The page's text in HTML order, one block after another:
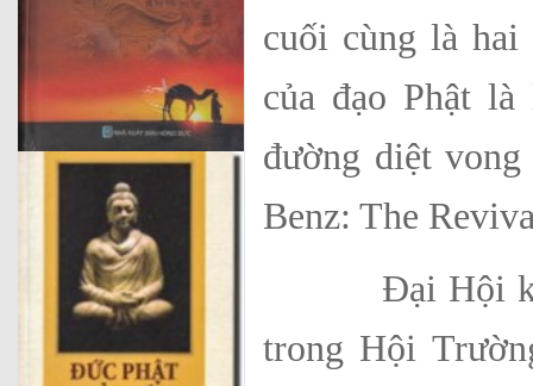
cuối cùng là
của đạo Phật
đường diệt
Benz: The
Đại Hội khai
trong Hội